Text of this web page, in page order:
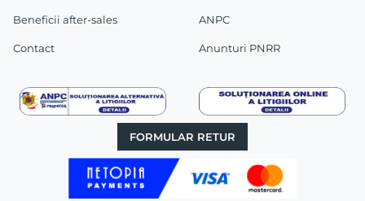
Beneficii after-sales
Contact
ANPC
Anunturi PNRR
FORMULAR RETUR